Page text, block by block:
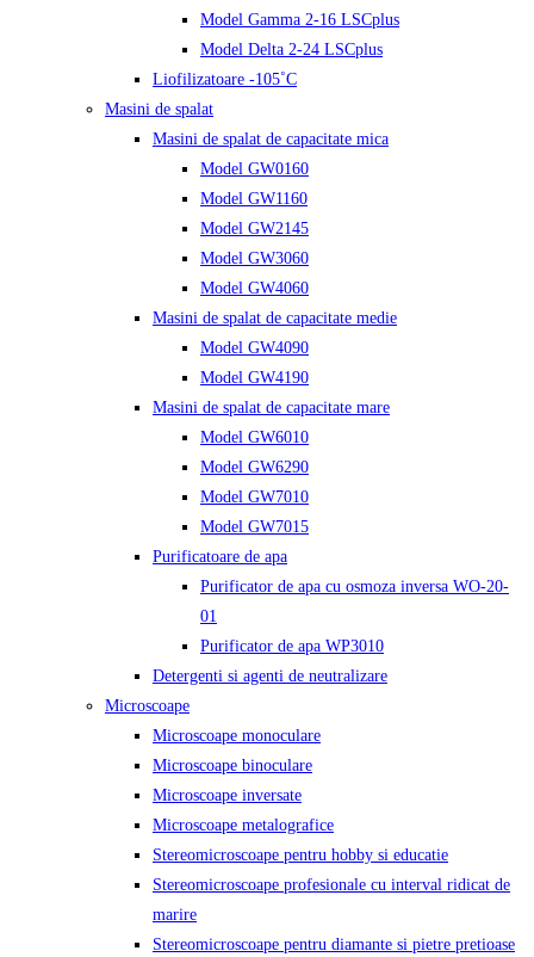
Model Gamma 2-16 LSCplus
Model Delta 2-24 LSCplus
Liofilizatoare -105˚C
Masini de spalat
Masini de spalat de capacitate mica
Model GW0160
Model GW1160
Model GW2145
Model GW3060
Model GW4060
Masini de spalat de capacitate medie
Model GW4090
Model GW4190
Masini de spalat de capacitate mare
Model GW6010
Model GW6290
Model GW7010
Model GW7015
Purificatoare de apa
Purificator de apa cu osmoza inversa WO-20-
01
Purificator de apa WP3010
Detergenti si agenti de neutralizare
Microscoape
Microscoape monoculare
Microscoape binoculare
Microscoape inversate
Microscoape metalografice
Stereomicroscoape pentru hobby si educatie
Stereomicroscoape profesionale cu interval ridicat de
marire
Stereomicroscoape pentru diamante si pietre pretioase